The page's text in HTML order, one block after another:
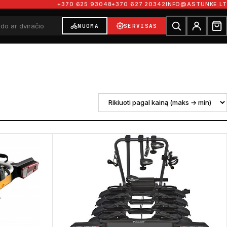
+370 625 93048+370 627 20342INFO@ASTUNKE.LT
NUOMA SERVISAS